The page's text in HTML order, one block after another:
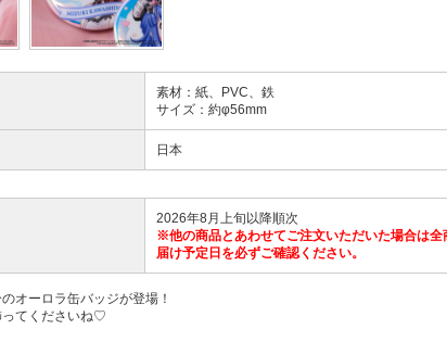
素材：紙、PVC、鉄
サイズ：約φ56mm
日本
2026年8月上旬以降順次
※他の商品とあわせてご注文いただいた場合は
届け予定日を必ずご確認ください。
オーロラ缶バッジが登場！
ってくださいね♡